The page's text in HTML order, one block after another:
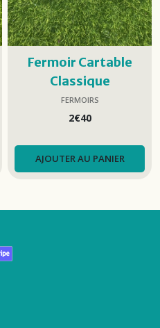
Fermoir Cartable
Classique
FERMOIRS
2€40
AJOUTER AU PANIER